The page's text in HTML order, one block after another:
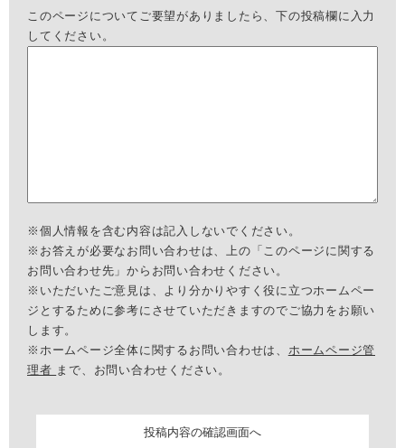
このページについてご要望がありましたら、下の投稿欄に入力
してください。
※個人情報を含む内容は記入しないでください。
※お答えが必要なお問い合わせは、上の「このページに関する
お問い合わせ先」からお問い合わせください。
※いただいたご意見は、より分かりやすく役に立つホームペー
ジとするために参考にさせていただきますのでご協力をお願い
します。
※ホームページ全体に関するお問い合わせは、 ホームページ管
理者 まで、お問い合わせください。